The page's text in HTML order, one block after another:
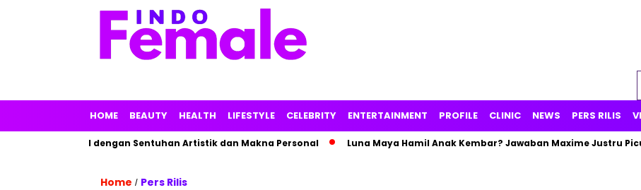
HOME BEAUTY HEALTH LIFESTYLE CELEBRITY ENTERTAINMENT PROFILE CLINIC NEWS PERS RILIS
Lokal dengan Sentuhan Artistik dan Makna Personal Luna Maya Hamil Anak Kembar? Jawaban Maxime Justru Picu
Home / Pers Rilis